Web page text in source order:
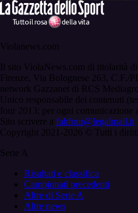
Violanews.com
Il sito ViolaNews.com di titolarità
Firenze, Via Bolognese 263, C.F./
network Gazzanet di RCS
Unico responsabile dei contenuti
four 2013; per ogni comunicazione
Sito scrivere a fabfour@legalmail.it
Copyright 2021-2026 © Tutti i diritti
Serie A
Risultati e classifica
Campionati precedenti
Altre di Serie A
Altre news